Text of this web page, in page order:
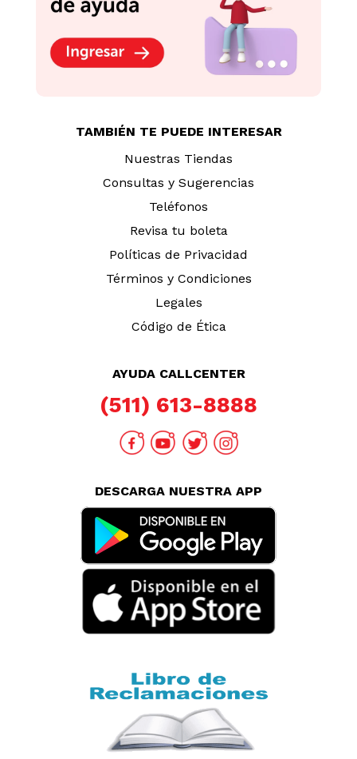
TAMBIÉN TE PUEDE INTERESAR
Revisa tu boleta
Políticas de Privacidad
Legales
Código de Ética
AYUDA CALLCENTER
(511) 613-8888
DESCARGA NUESTRA APP